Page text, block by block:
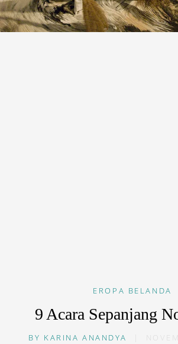
EROPA BELANDA
9 Acara Sepanjang
BY KARINA ANANDYA